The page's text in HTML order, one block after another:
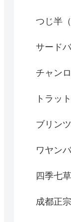
つじ半
サード
チャン
トラッ
ブリン
ワヤン
四季七
成都正